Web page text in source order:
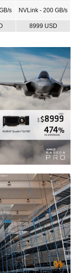
s NVLink - 200 GB/s
8999 USD